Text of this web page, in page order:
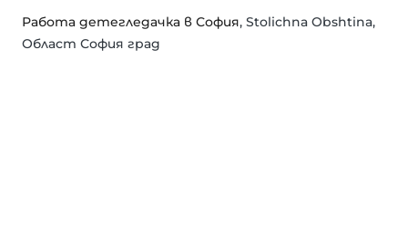
Работа детегледачка в София, Stolichna Obshtina,
Област София град